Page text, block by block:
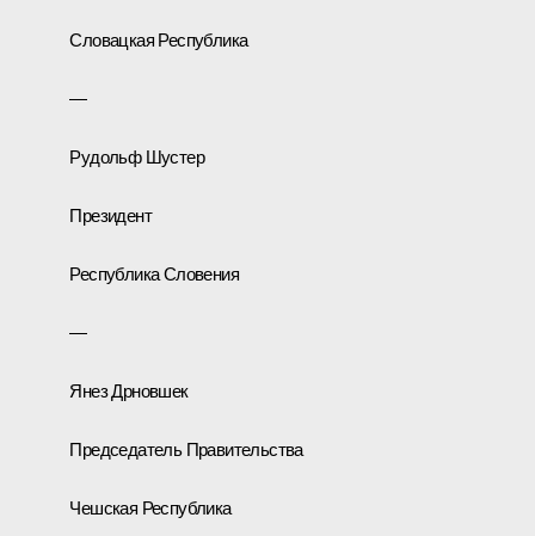
Словацкая Республика
—
Рудольф Шустер
Президент
Республика Словения
—
Янез Дрновшек
Председатель Правительства
Чешская Республика